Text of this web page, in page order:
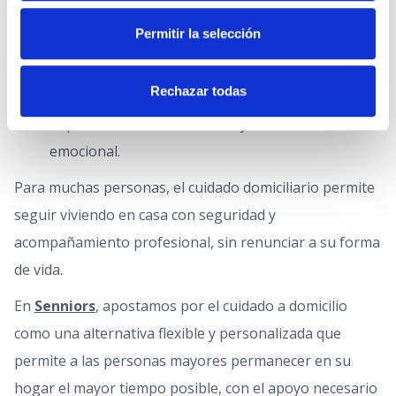
Permitir la selección
Rechazar todas
Nivel de autonomía de la persona.
Necesidades de apoyo actuales y previsibles.
Preferencias personales y familiares.
Red de apoyo disponible.
Impacto en la calidad de vida y el bienestar
emocional.
Para muchas personas, el cuidado domiciliario permite
seguir viviendo en casa con seguridad y
acompañamiento profesional, sin renunciar a su forma
de vida.
En Senniors, apostamos por el cuidado a domicilio
como una alternativa flexible y personalizada que
permite a las personas mayores permanecer en su
hogar el mayor tiempo posible, con el apoyo necesario